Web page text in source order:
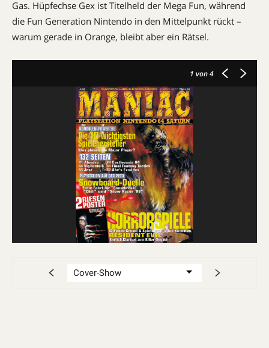
Gas. Hüpfechse Gex ist Titelheld der Mega Fun, während
die Fun Generation Nintendo in den Mittelpunkt rückt –
warum gerade in Orange, bleibt aber ein Rätsel.
1 von 4